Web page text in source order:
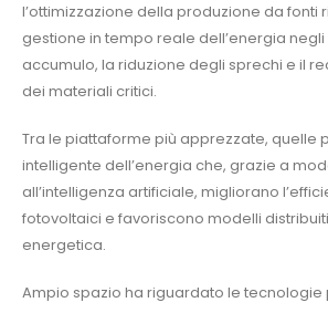
l’ottimizzazione della produzione da fonti
gestione in tempo reale dell’energia
accumulo, la riduzione degli sprechi e il
dei materiali critici.
Tra le piattaforme più apprezzate, quelle
intelligente dell’energia che, grazie a
all’intelligenza artificiale, migliorano
fotovoltaici e favoriscono modelli
energetica.
Ampio spazio ha riguardato le tecnologie